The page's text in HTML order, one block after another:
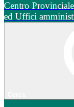
Centro
ed Uffici